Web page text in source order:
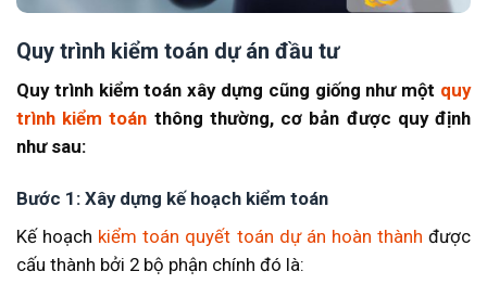
Quy trình kiểm toán dự án đầu tư
Quy trình kiểm toán xây dựng cũng giống như một quy
trình kiểm toán thông thường, cơ bản được quy định
như sau:
Bước 1: Xây dựng kế hoạch kiểm toán
Kế hoạch kiểm toán quyết toán dự án hoàn thành được
cấu thành bởi 2 bộ phận chính đó là: